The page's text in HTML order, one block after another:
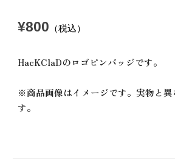
¥800 （税込）
HacKClaDのロゴピンバッジです。
※商品画像はイメージです。実物と異
す。